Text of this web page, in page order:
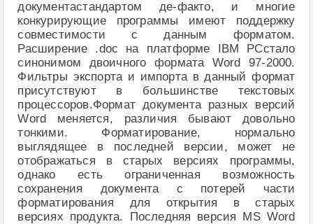
документастандартом де-факто, и многие
конкурирующие программы имеют поддержку
совместимости с данным форматом.
Расширение .doc на платформе IBM PCстало
синонимом двоичного формата Word 97-2000.
Фильтры экспорта и импорта в данный формат
присутствуют в большинстве текстовых
процессоров.Формат документа разных версий
Word меняется, различия бывают довольно
тонкими. Форматирование, нормально
выглядящее в последней версии, может не
отображаться в старых версиях программы,
однако есть ограниченная возможность
сохранения документа с потерей части
форматирования для открытия в старых
версиях продукта. Последняя версия MS Word